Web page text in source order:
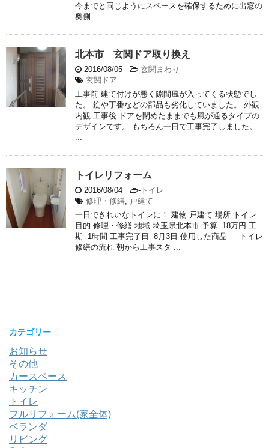
今までと同じようにスペースを確保するために出窓の
奥側 ...
北本市 玄関ドア取り換え
2016/08/05 -玄関まわり
玄関ドア
工事前 建て付けが悪く隙間風が入ってくる状態でし
た。 錠や丁番などの部品も劣化していました。 外観
内観 工事後 ドアを閉めたままでも風が通るタイプの
デザインです。 もちろん一日で工事完了しました。
トイレリフォーム
2016/08/04 - トイレ
修理・修繕
戸建て
一日できれいなトイレに！ 建物 戸建て 場所 トイレ
目的 修理・修繕 地域 埼玉県北本市 予算 18万円 工
期 1時間 工事完了日 8月3日 使用した商品 ― トイレ
修繕の流れ 朝から工事スタ ...
カテゴリー
お知らせ
その他
カースペース
キッチン
トイレ
フルリフォーム(家全体)
ベランダ
リビング